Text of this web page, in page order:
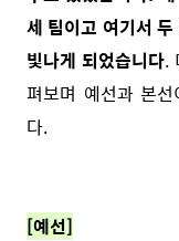
세 팀이고 여기서
빛나게 되었습니다.
펴보며 예선과 본
다.
[예선]